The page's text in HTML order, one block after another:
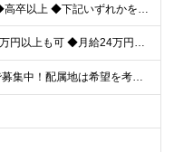
＊業種未経験歓迎 ◆高卒以上 ◆下記いずれかを満たす方 【1】IT・通信関連の業務経験がある方 【2】IT・通信関連の資格を保有 【3】法人営業経験がある方 ※【1】の具体例 ・企業でITエンジ
★ゆくゆく年収600万円以上も可 ◆月給24万円～30万円 （時間外手当10h/月約2万円含む） ※残業代超過分は別途全額支給いたします ※経験/資格に応じて、手当（月給に加算）が支給されます ※試
≪西日本の各拠点で募集中！配属地は希望を考慮≫ ★転勤なし★UIターン可 【関西】和歌山・京都・滋賀・兵庫 【東海】愛知・静岡・岐阜・三重 【北陸】石川・富山・福井 【中国】広島・岡山・島根・鳥取・